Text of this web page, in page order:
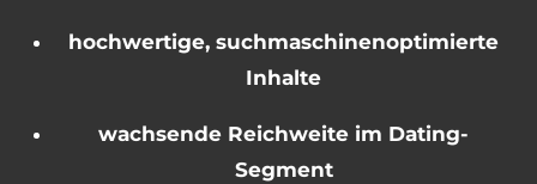
hochwertige, suchmaschinenoptimierte
Inhalte
wachsende Reichweite im Dating-
Segment